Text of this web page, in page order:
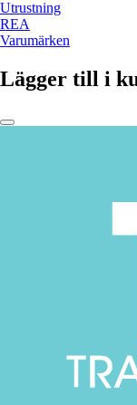
Utrustning
REA
Varumärken
Lägger till i